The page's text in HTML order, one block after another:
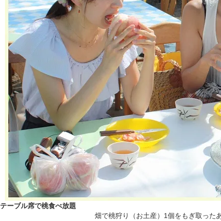
テーブル席で桃食べ放題
畑で桃狩り（お土産）1個をもぎ取ったあ